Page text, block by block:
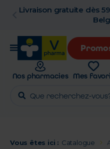
Livraison gratuite dès
Nos pharmacies Mes
Vous êtes ici : Catalogue